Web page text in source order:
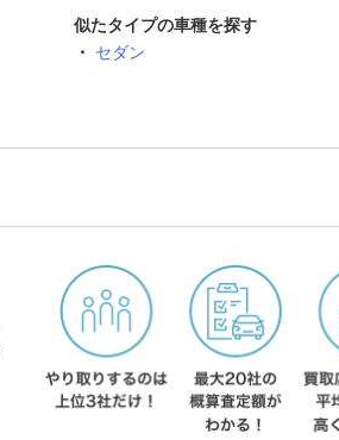
似たタイプの車種を探す
セダン